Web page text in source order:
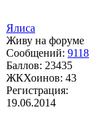
Ялиса
Живу на форуме
Сообщений: 9118
Баллов: 23435
ЖКХоинов: 43
Регистрация:
19.06.2014